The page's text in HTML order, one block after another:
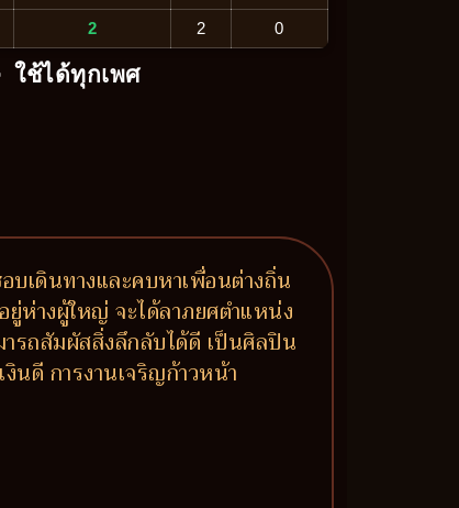
2 2 0
ใช้ได้ทุกเพศ
บเดินทางและคบหาเพื่อนต่างถิ่น
ห่างผู้ใหญ่ จะได้ลาภยศตำแหน่ง
ารถสัมผัสสิ่งลึกลับได้ดี เป็นศิลปิน
นดี การงานเจริญก้าวหน้า